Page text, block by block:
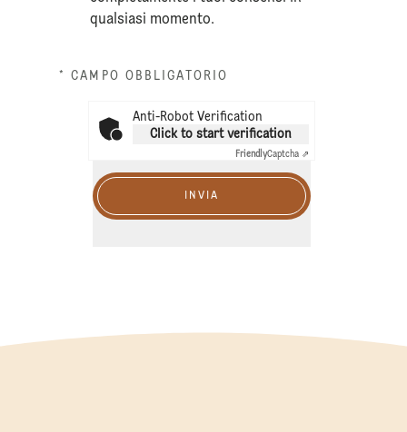
qualsiasi momento.
* CAMPO OBBLIGATORIO
Anti-Robot Verification
Click to start verification
FriendlyCaptcha ⇗
INVIA